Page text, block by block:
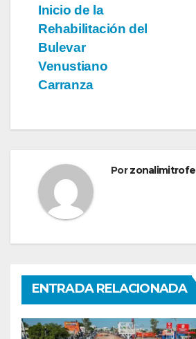
Inicio de la
Rehabilitación del
Bulevar
Venustiano
Carranza
Por
ENTRADA RELACIONADA